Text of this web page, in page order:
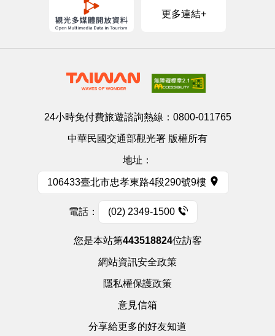
更多連結+
24小時免付費旅遊諮詢熱線： 0800-011765
中華民國交通部觀光署 版權所有
地址：
106433臺北市忠孝東路4段290號9樓
電話： (02) 2349-1500
您是本站第443518824位訪客
網站資訊安全政策
隱私權保護政策
意見信箱
分享給更多的好友知道